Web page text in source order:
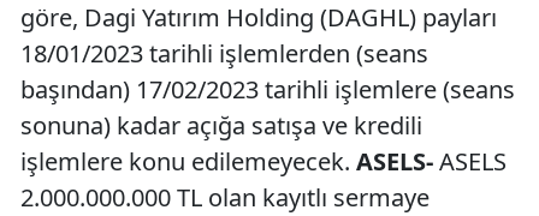
göre, Dagi Yatırım Holding (DAGHL) payları
18/01/2023 tarihli işlemlerden (seans
başından) 17/02/2023 tarihli işlemlere (seans
sonuna) kadar açığa satışa ve kredili
işlemlere konu edilemeyecek. ASELS-ASELS
2.000.000.000 TL olan kayıtlı sermaye